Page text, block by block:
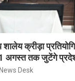
शालेय क्रीड़ा
अगस्त तक जुटेंगे
Desk